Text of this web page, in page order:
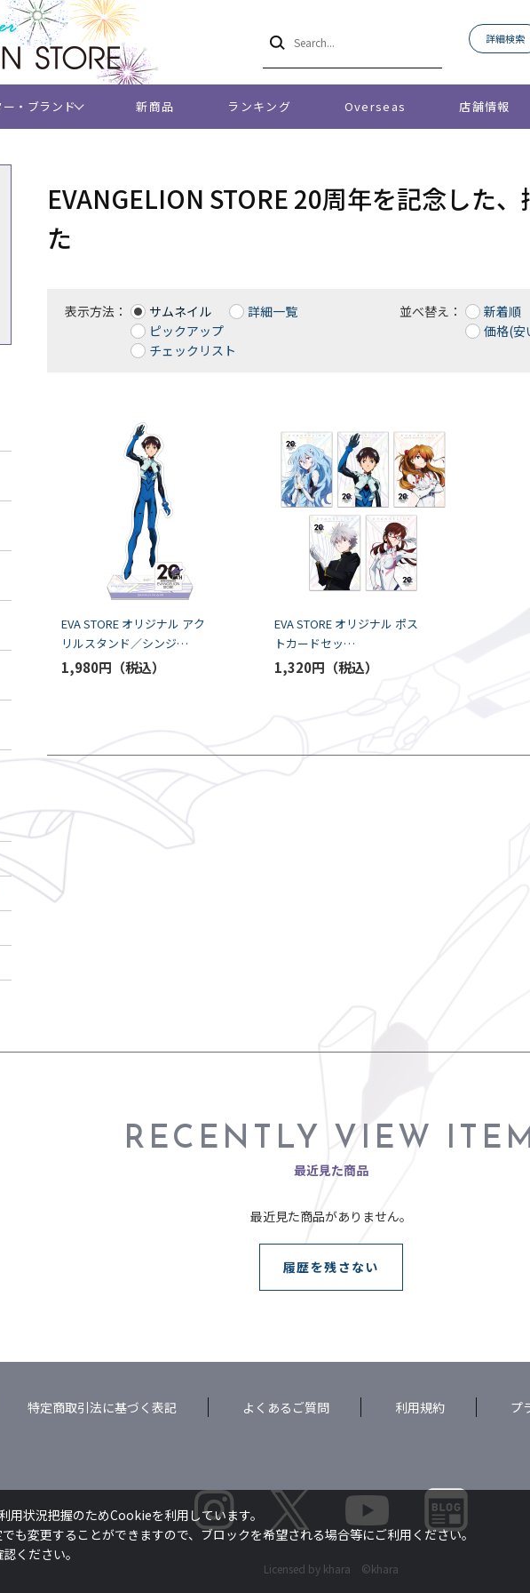
詳細検索
・ブランド 新商品 ランキング Overseas 店舗情報
EVANGELION STORE 20周年を記念した
た
表示方法： サムネイル
詳細一覧
ピックアップ
チェックリスト
並べ替え：
新着順
価格(安
EVA STORE オリジナル アク
リルスタンド／シンジ
（EVASTORE 20th
ANNIVERSARY）
1,980円
EVA STORE オリジナル ポス
トカードセッ
ト/EVANGELION STORE 20th
ANNIVERSARY
1,320円
RECENTLY VIEW
最近見た商品
最近見た商品がありません。
履歴を残さない
特定商取引法に基づく表記 よくあるご質問 利用規約 プ
Licensed by khara ©khara
状況把握のためCookieを利用しています。
も変更することができますので、ブロックを希望される場合等にご利用ください。
ください。